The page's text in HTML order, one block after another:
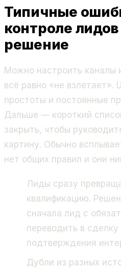
Типичные
контроле
решение
Можно настроить каналы
всё равно «не
простоты и постоянные
Дальше — короткий
закрыть, чтобы
картину. Обычно
нет общих правил и они
Лиды сразу
квалификацию.
сначала лид с
переводить в сделку
подтверждения
Дубли из разных